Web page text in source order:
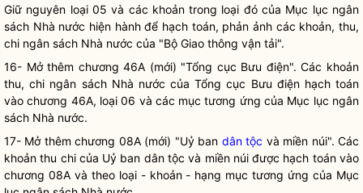
Giữ nguyên loại 05 và các khoản trong loại đó của Mục lục ngân
sách Nhà nước hiện hành để hạch toán, phản ảnh các khoản, thu,
chi ngân sách Nhà nước của "Bộ Giao thông vận tải".
16- Mở thêm chương 46A (mới) "Tổng cục Bưu điện". Các khoản
thu, chi ngân sách Nhà nước của Tổng cục Bưu điện hạch toán
vào chương 46A, loại 06 và các mục tương ứng của Mục lục ngân
sách Nhà nước.
17- Mở thêm chương 08A (mới) "Uỷ ban dân tộc và miền núi". Các
khoản thu chi của Uỷ ban dân tộc và miền núi được hạch toán vào
chương 08A và theo loại - khoản - hạng mục tương ứng của Mục